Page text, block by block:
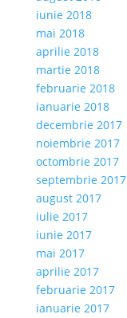
iunie 2018
mai 2018
aprilie 2018
martie 2018
februarie 2018
ianuarie 2018
decembrie 2017
noiembrie 2017
octombrie 2017
septembrie 2017
august 2017
iulie 2017
iunie 2017
mai 2017
aprilie 2017
februarie 2017
ianuarie 2017